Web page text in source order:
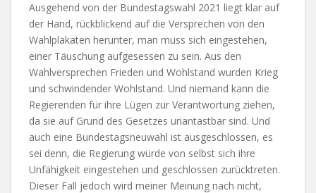
Ausgehend von der Bundestagswahl 2021 liegt klar auf
der Hand, rückblickend auf die Versprechen von den
Wahlplakaten herunter, man muss sich eingestehen,
einer Täuschung aufgesessen zu sein. Aus den
Wahlversprechen Frieden und Wohlstand wurden Krieg
und schwindender Wohlstand. Und niemand kann die
Regierenden für ihre Lügen zur Verantwortung ziehen,
da sie auf Grund des Gesetzes unantastbar sind. Und
auch eine Bundestagsneuwahl ist ausgeschlossen, es
sei denn, die Regierung würde von selbst sich ihre
Unfähigkeit eingestehen und geschlossen zurücktreten.
Dieser Fall jedoch wird meiner Meinung nach nicht,